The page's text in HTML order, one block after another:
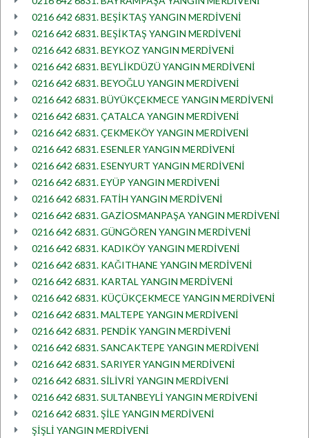
0216 642 6831. BEŞİKTAŞ YANGIN MERDİVENİ
0216 642 6831. BEŞİKTAŞ YANGIN MERDİVENİ
0216 642 6831. BEYKOZ YANGIN MERDİVENİ
0216 642 6831. BEYLİKDÜZÜ YANGIN MERDİVENİ
0216 642 6831. BEYOĞLU YANGIN MERDİVENİ
0216 642 6831. BÜYÜKÇEKMECE YANGIN MERDİVENİ
0216 642 6831. ÇATALCA YANGIN MERDİVENİ
0216 642 6831. ÇEKMEKÖY YANGIN MERDİVENİ
0216 642 6831. ESENLER YANGIN MERDİVENİ
0216 642 6831. ESENYURT YANGIN MERDİVENİ
0216 642 6831. EYÜP YANGIN MERDİVENİ
0216 642 6831. FATİH YANGIN MERDİVENİ
0216 642 6831. GAZİOSMANPAŞA YANGIN MERDİVENİ
0216 642 6831. GÜNGÖREN YANGIN MERDİVENİ
0216 642 6831. KADIKÖY YANGIN MERDİVENİ
0216 642 6831. KAĞITHANE YANGIN MERDİVENİ
0216 642 6831. KARTAL YANGIN MERDİVENİ
0216 642 6831. KÜÇÜKÇEKMECE YANGIN MERDİVENİ
0216 642 6831. MALTEPE YANGIN MERDİVENİ
0216 642 6831. PENDİK YANGIN MERDİVENİ
0216 642 6831. SANCAKTEPE YANGIN MERDİVENİ
0216 642 6831. SARIYER YANGIN MERDİVENİ
0216 642 6831. SİLİVRİ YANGIN MERDİVENİ
0216 642 6831. SULTANBEYLİ YANGIN MERDİVENİ
0216 642 6831. ŞİLE YANGIN MERDİVENİ
ŞİŞLİ YANGIN MERDİVENİ